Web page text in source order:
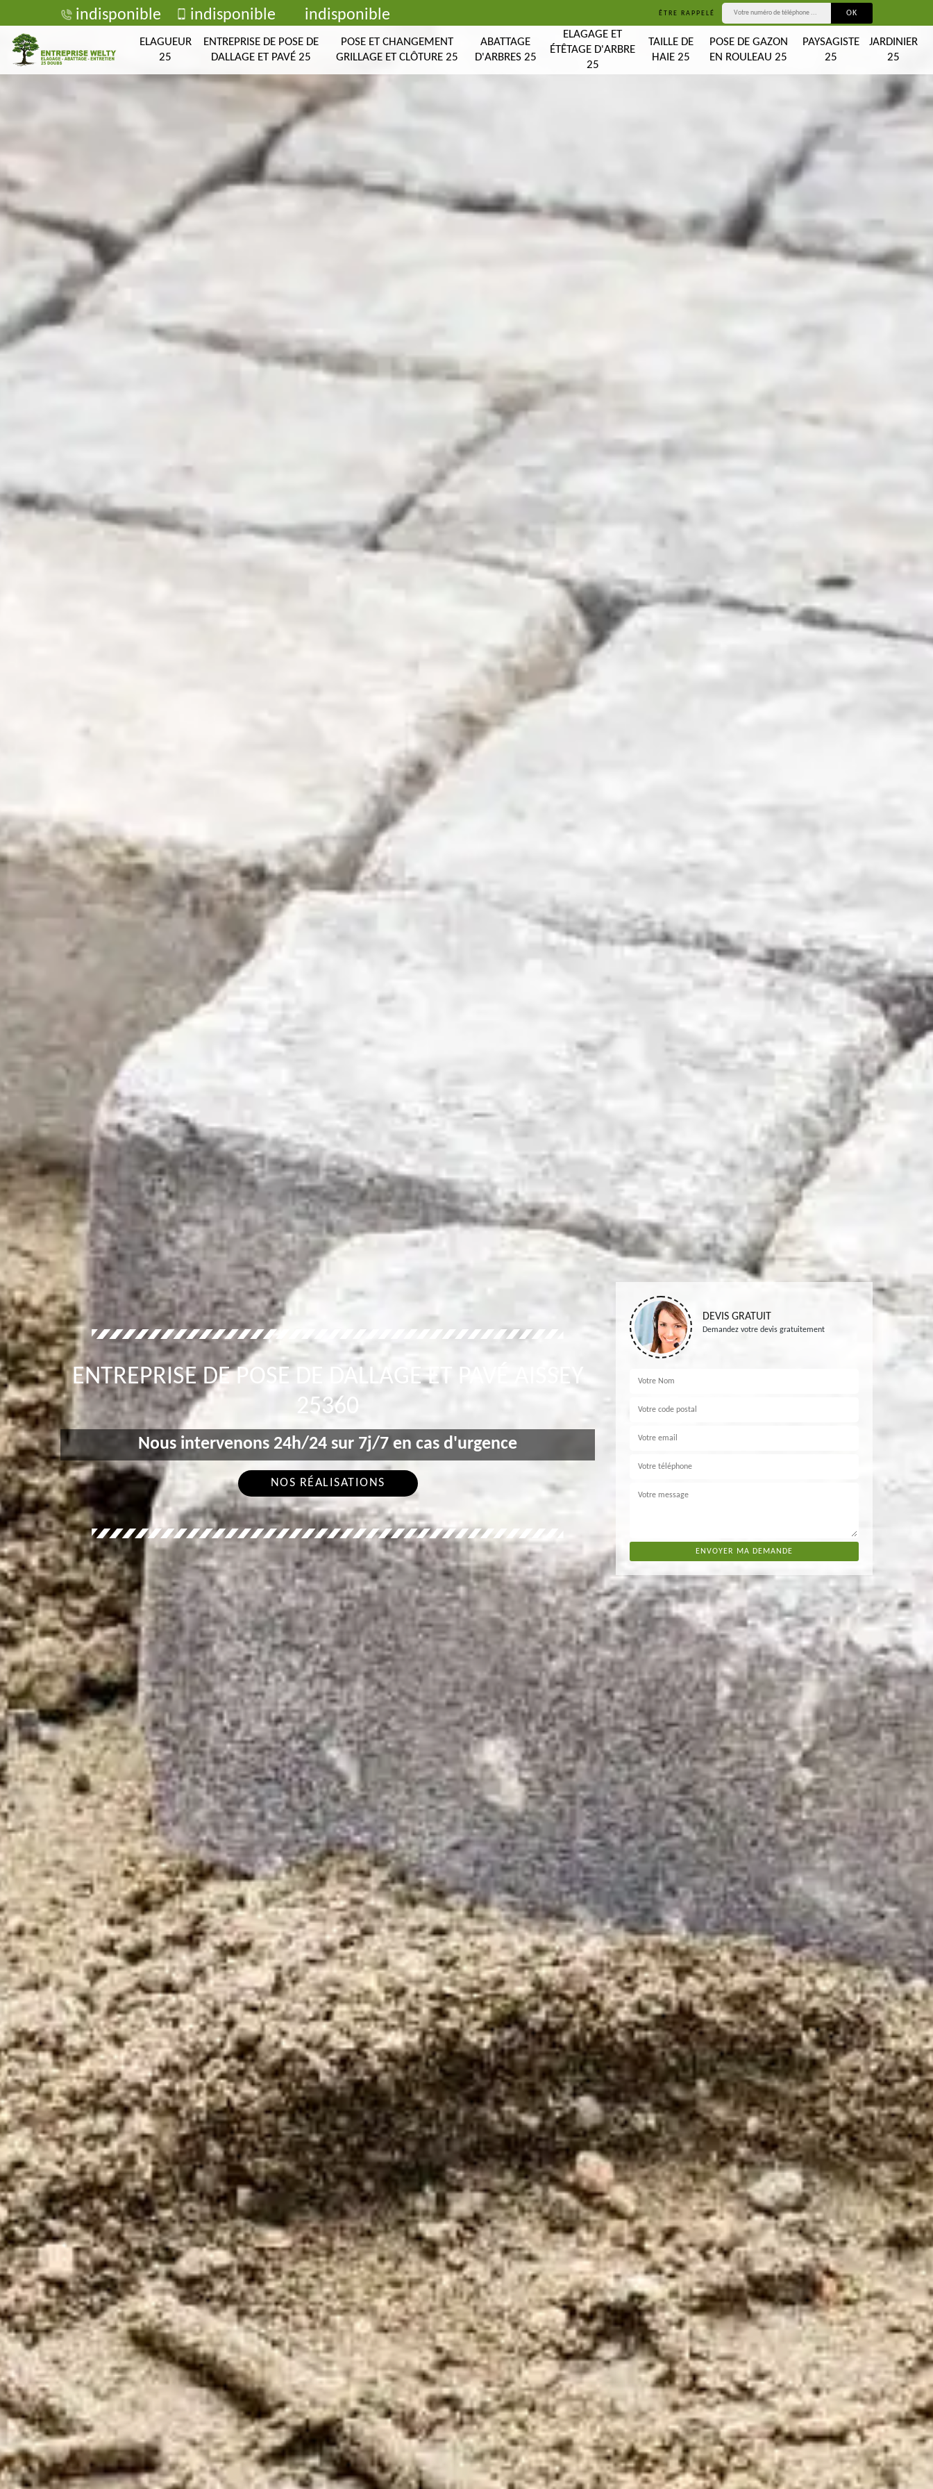
indisponible indisponible indisponible ÊTRE RAPPELÉ
ELAGUEUR
25
ENTREPRISE DE POSE DE
DALLAGE ET PAVÉ 25
POSE ET CHANGEMENT
GRILLAGE ET CLÔTURE 25
ABATTAGE
D'ARBRES 25
ELAGAGE ET
ÉTÊTAGE D'ARBRE
25
TAILLE DE
HAIE 25
POSE DE GAZON
EN ROULEAU 25
PAYSAGISTE
25
JARDINIER
25
ENTREPRISE DE POSE DE DALLAGE ET PAVÉ AISSEY
25360
Nous intervenons 24h/24 sur 7j/7 en cas d'urgence
NOS RÉALISATIONS
DEVIS GRATUIT
Demandez votre devis gratuitement